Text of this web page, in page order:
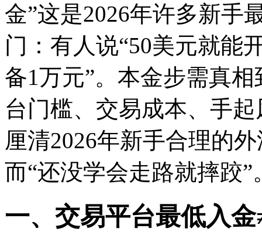
金”这是2026年许多新手
门：有人说“50美元就能
备1万元”。本金步需真
台门槛、交易成本、手
厘清2026年新手合理的
而“还没学会走路就摔跤”
一、交易平台最低入